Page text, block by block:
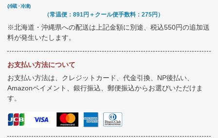
(冷蔵・冷凍)
（常温便：891円＋クール便手数料：275円）
※北海道・沖縄県への配送は上記金額に別途、税込550円の追加送
料が発生いたします。
お支払い方法について
お支払い方法は、クレジットカード、代金引換、NP後払い、
Amazonペイメント、銀行振込、郵便振込からお選びいただけま
す。